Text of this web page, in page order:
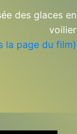
des glaces en
voilier
la page du film)